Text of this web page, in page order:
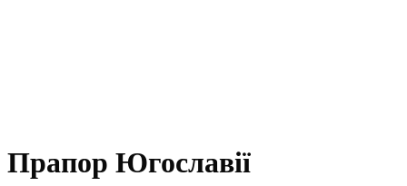
Прапор Югославії